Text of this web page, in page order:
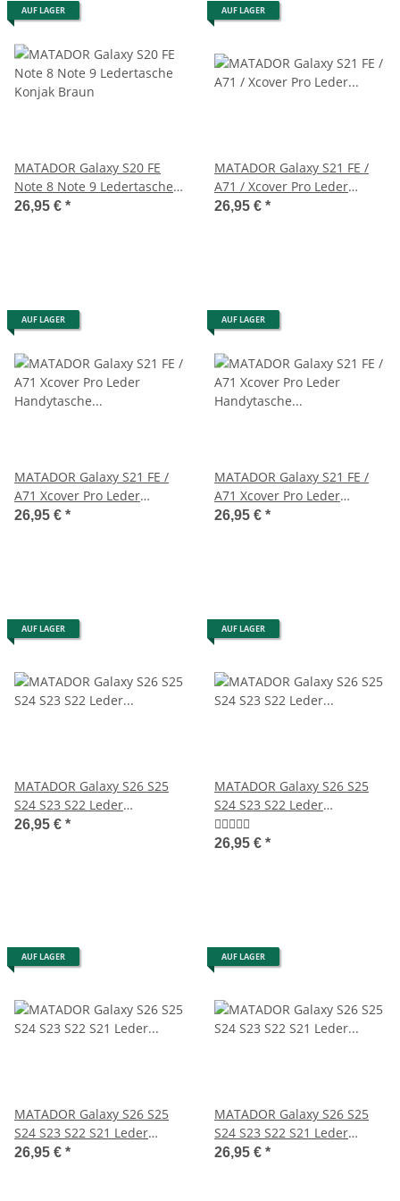
AUF LAGER
MATADOR Galaxy S20 FE
Note 8 Note 9 Ledertasche
Konjak Braun
26,95 € *
AUF LAGER
MATADOR Galaxy S21 FE /
A71 / Xcover Pro Leder
Gürteltasche Schwarz
26,95 € *
AUF LAGER
MATADOR Galaxy S21 FE /
A71 Xcover Pro Leder
Handytasche Braun
26,95 € *
AUF LAGER
MATADOR Galaxy S21 FE /
A71 Xcover Pro Leder
Handytasche Schwarz
26,95 € *
AUF LAGER
MATADOR Galaxy S26 S25
S24 S23 S22 Leder
Gürteltasche Antik Braun
26,95 € *
AUF LAGER
MATADOR Galaxy S26 S25
S24 S23 S22 Leder
Gürteltasche Schwarz
26,95 € *
AUF LAGER
MATADOR Galaxy S26 S25
S24 S23 S22 S21 Leder
Gürteltasche Braun
26,95 € *
AUF LAGER
MATADOR Galaxy S26 S25
S24 S23 S22 S21 Leder
Gürteltasche Clip Schwarz
26,95 € *